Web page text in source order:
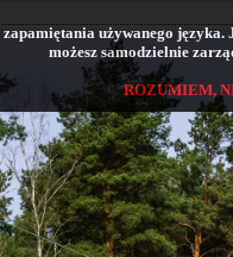
używanego
możesz samodzielnie
ROZUMIEM,